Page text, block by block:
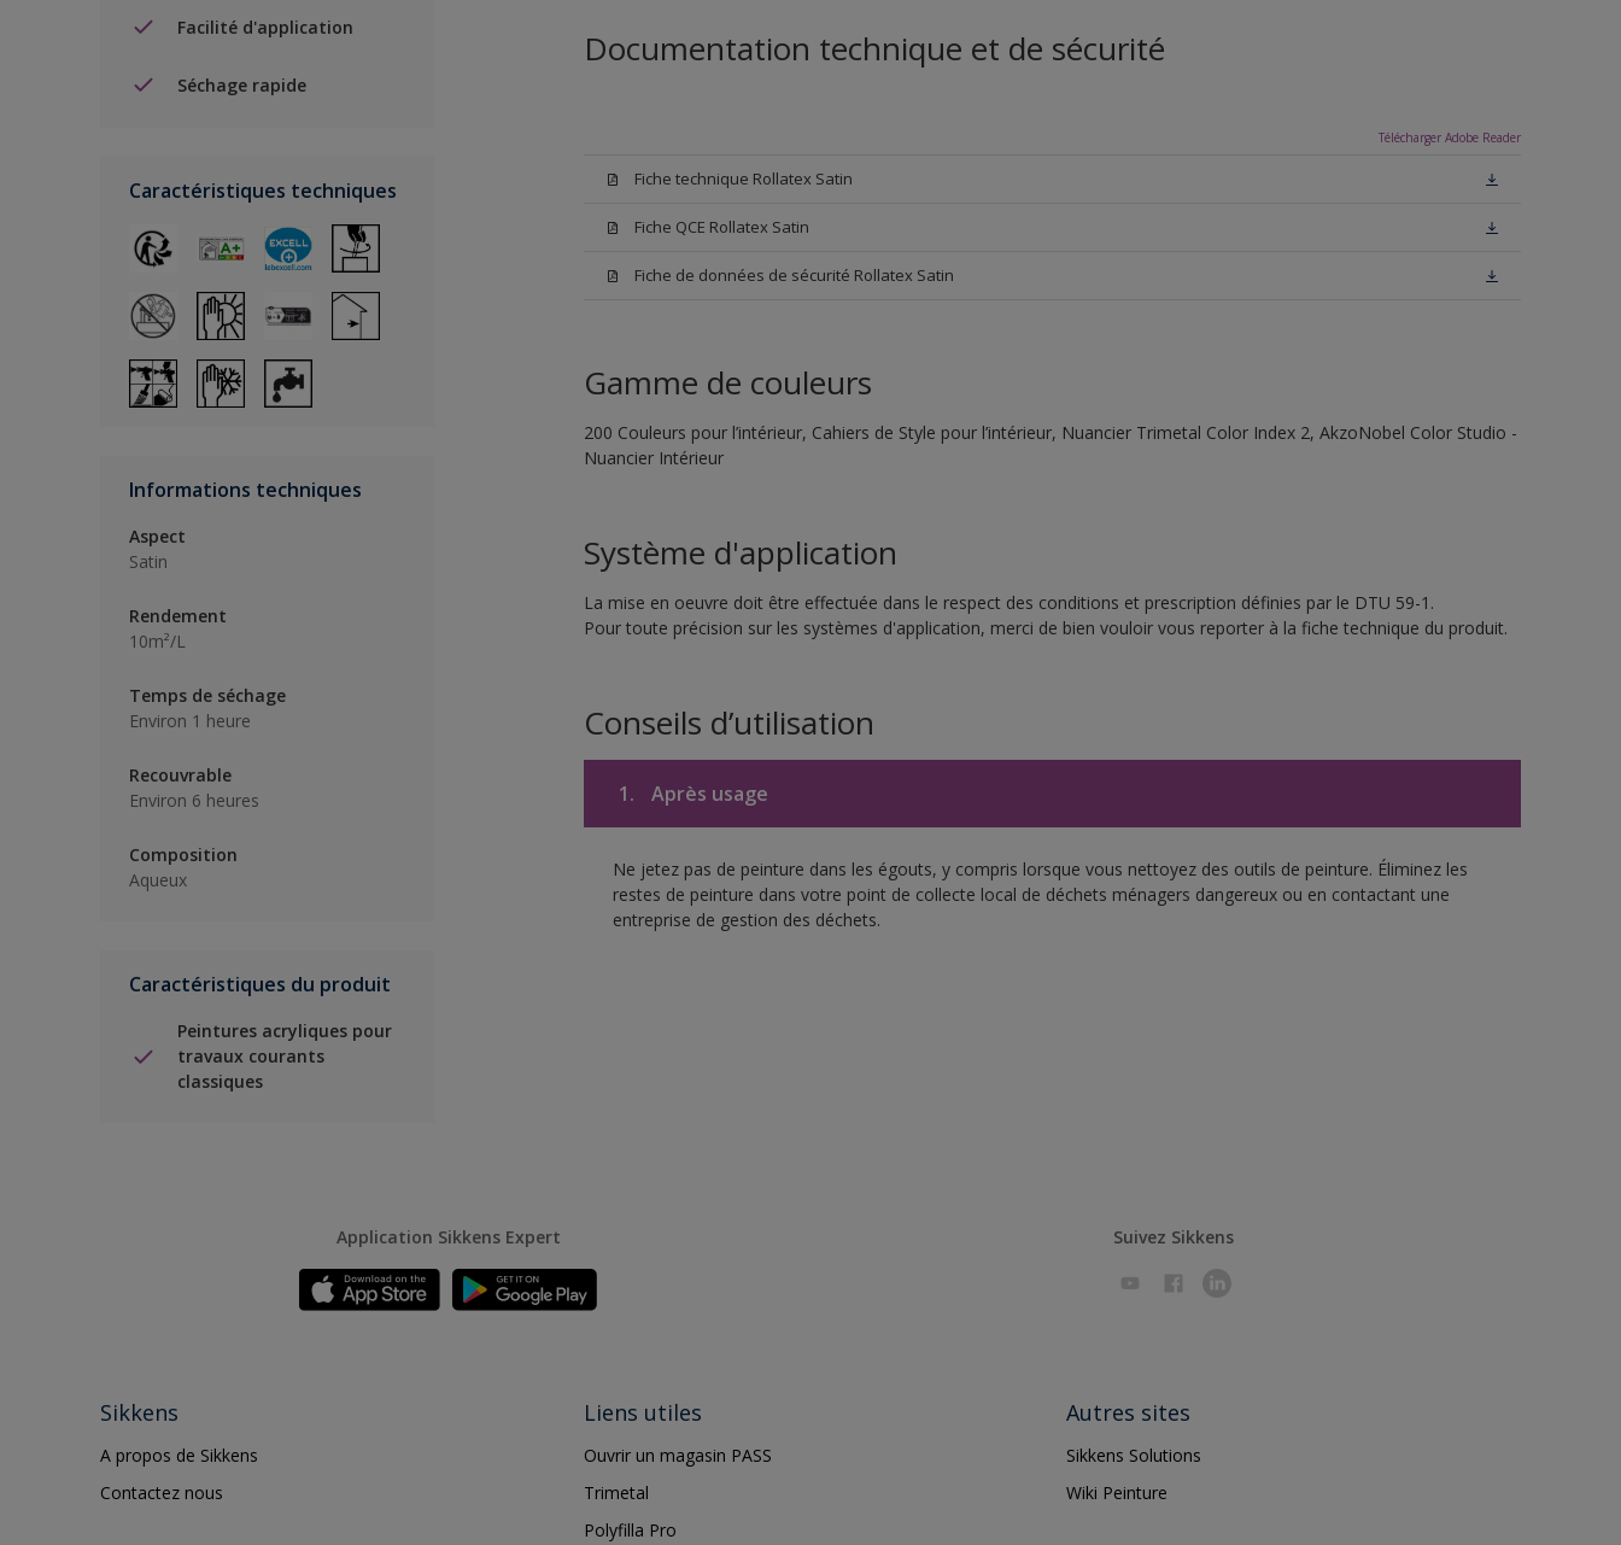
Facilité d'application
Séchage rapide
Caractéristiques techniques
Informations techniques
Aspect
Satin
Rendement
10m²/L
Temps de séchage
Environ 1 heure
Recouvrable
Environ 6 heures
Composition
Aqueux
Caractéristiques du produit
Peintures acryliques pour
travaux courants
classiques
Documentation technique et de sécurité
Télécharger Adobe Reader
Fiche technique Rollatex Satin
Fiche QCE Rollatex Satin
Fiche de données de sécurité Rollatex Satin
Gamme de couleurs
200 Couleurs pour l’intérieur, Cahiers de Style pour l’intérieur, Nuancier Trimetal Color Index 2, AkzoNobel Color Studio -
Nuancier Intérieur
Système d'application
La mise en oeuvre doit être effectuée dans le respect des conditions et prescription définies par le DTU 59-1.
Pour toute précision sur les systèmes d'application, merci de bien vouloir vous reporter à la fiche technique du produit.
Conseils d’utilisation
1. Après usage
Ne jetez pas de peinture dans les égouts, y compris lorsque vous nettoyez des outils de peinture. Éliminez les
restes de peinture dans votre point de collecte local de déchets ménagers dangereux ou en contactant une
entreprise de gestion des déchets.
Application Sikkens Expert Suivez Sikkens
Sikkens
A propos de Sikkens
Contactez nous
Liens utiles
Ouvrir un magasin PASS
Trimetal
Polyfilla Pro
Autres sites
Sikkens Solutions
Wiki Peinture